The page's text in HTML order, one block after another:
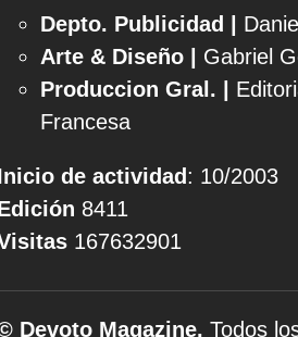
Depto. Publicidad |
Arte & Diseño | Gabriel
Produccion Gral. |
Francesa
de actividad : 10/2003
8411
167632901
Devoto Magazine. Todos